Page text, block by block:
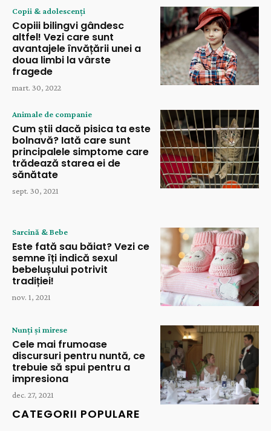
Copii & adolescenți
Copiii bilingvi gândesc
altfel! Vezi care sunt
avantajele învățării unei a
doua limbi la vârste
fragede
mart. 30, 2022
Animale de companie
Cum știi dacă pisica ta este
bolnavă? Iată care sunt
principalele simptome care
trădează starea ei de
sănătate
sept. 30, 2021
Sarcină & Bebe
Este fată sau băiat? Vezi ce
semne îți indică sexul
bebelușului potrivit
tradiției!
nov. 1, 2021
Nunți și mirese
Cele mai frumoase
discursuri pentru nuntă, ce
trebuie să spui pentru a
impresiona
dec. 27, 2021
CATEGORII POPULARE